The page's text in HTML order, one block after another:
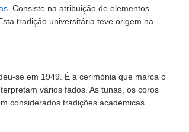
. Consiste na atribuição de elementos
tradição universitária teve origem na
se em 1949. É a cerimónia que marca o
vários fados. As tunas, os coros
considerados tradições académicas.